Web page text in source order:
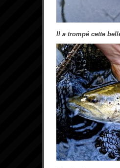
Il a trompé cette